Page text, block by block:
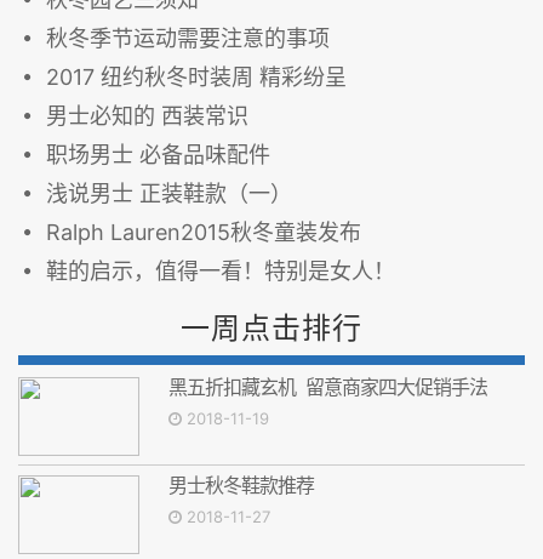
秋冬季节运动需要注意的事项
2017 纽约秋冬时装周 精彩纷呈
男士必知的 西装常识
职场男士 必备品味配件
浅说男士 正装鞋款（一）
Ralph Lauren2015秋冬童装发布
鞋的启示，值得一看！特别是女人！
一周点击排行
黑五折扣藏玄机 留意商家四大促销手法
2018-11-19
男士秋冬鞋款推荐
2018-11-27